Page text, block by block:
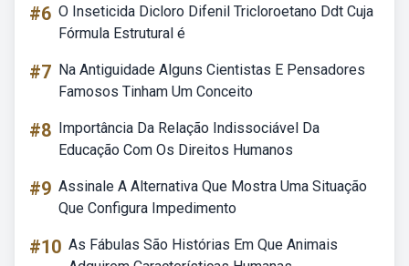
#6 O Inseticida Dicloro Difenil Tricloroetano Ddt Cuja
Fórmula Estrutural é
#7 Na Antiguidade Alguns Cientistas E Pensadores
Famosos Tinham Um Conceito
#8 Importância Da Relação Indissociável Da
Educação Com Os Direitos Humanos
#9 Assinale A Alternativa Que Mostra Uma Situação
Que Configura Impedimento
#10 As Fábulas São Histórias Em Que Animais